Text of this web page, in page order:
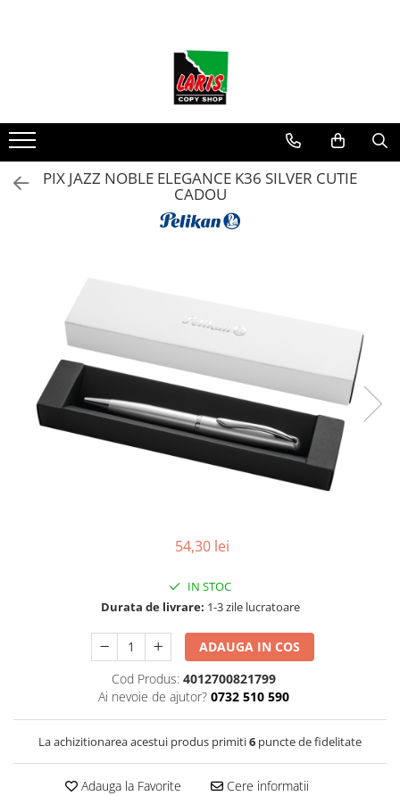
Instrumente de scris
Seturi instrumente de scris
Rollere & Finelinere
Cerneala
Cartuse cu cerneala
Corectoare
Radiere
Pix corector
Mine pentru creioane mecanice
Creioane grafit
Pixuri cu mecanism
Pixuri fara mecanism
Pixuri cu gel
Mine pentru pixuri
PIX JAZZ NOBLE ELEGANCE K36 SILVER CUTIE
CADOU
54,30 lei
IN STOC
Durata de livrare: 1-3 zile lucratoare
ADAUGA IN COS
Cod Produs: 4012700821799
Ai nevoie de ajutor? 0732 510 590
La achizitionarea acestui produs primiti6 puncte de fidelitate
Adauga la Favorite Cere informatii